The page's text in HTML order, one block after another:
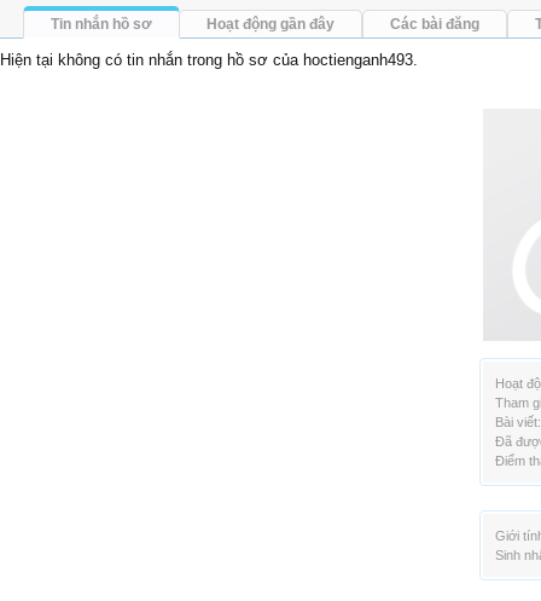
Hoạt
Tham
Bài viết:
Đã
Điểm
Giới
Sinh
Tin nhắn hồ sơ Hoạt động gần đây Các bài đăng
Hiện tại không có tin nhắn trong hồ sơ của hoctienganh493.